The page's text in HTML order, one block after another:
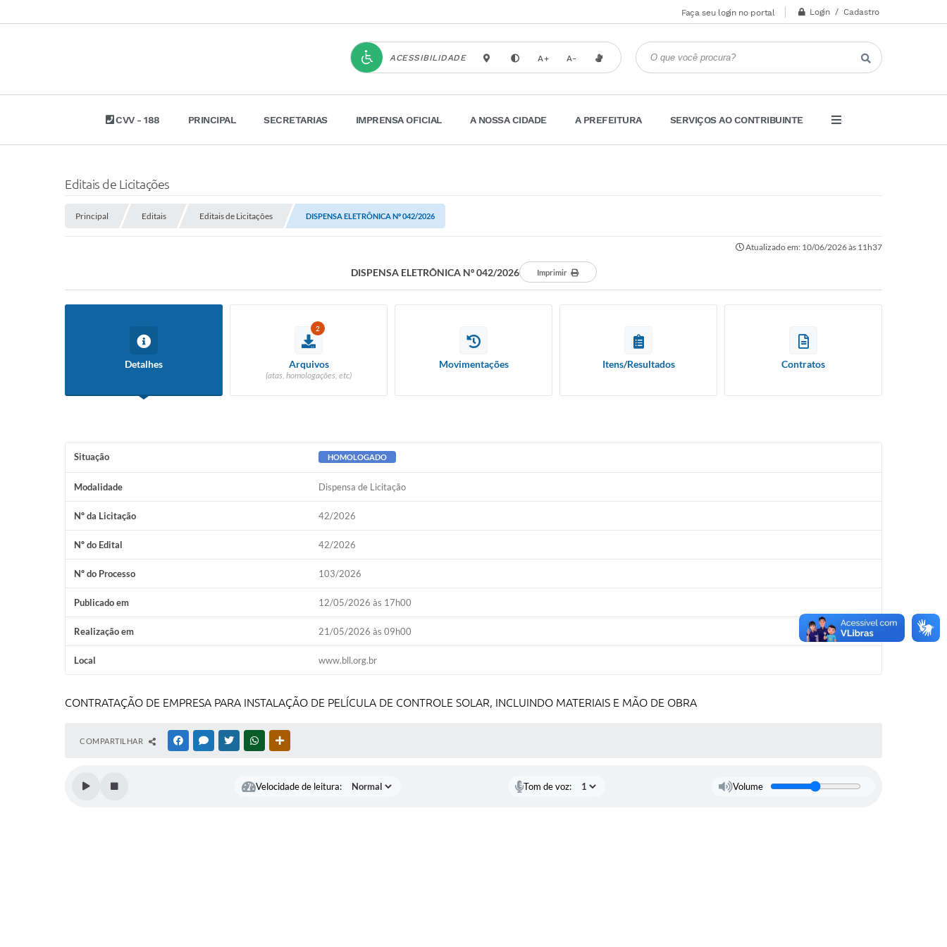
Faça seu login no portal Login / Cadastro
ACESSIBILIDADE A+ A-
CVV - 188 PRINCIPAL SECRETARIAS IMPRENSA OFICIAL A NOSSA CIDADE A PREFEITURA SERVIÇOS AO CONTRIBUINTE
Editais de Licitações
Principal Editais Editais de Licitações DISPENSA ELETRÔNICA Nº 042/2026
Atualizado em: 10/06/2026 às 11h37
DISPENSA ELETRÔNICA Nº 042/2026 Imprimir
Detalhes
2
Arquivos
(atas, homologações, etc)
Movimentações Itens/Resultados Contratos
Situação HOMOLOGADO
Modalidade Dispensa de Licitação
Nº da Licitação 42/2026
Nº do Edital 42/2026
Nº do Processo 103/2026
Publicado em 12/05/2026 às 17h00
Realização em 21/05/2026 às 09h00
Local www.bll.org.br
CONTRATAÇÃO DE EMPRESA PARA INSTALAÇÃO DE PELÍCULA DE CONTROLE SOLAR, INCLUINDO MATERIAIS E MÃO DE OBRA
COMPARTILHAR FACEBOOKMESSENGER
TWITTERWHATSAPP
Velocidade de leitura: Tom de voz: Volume